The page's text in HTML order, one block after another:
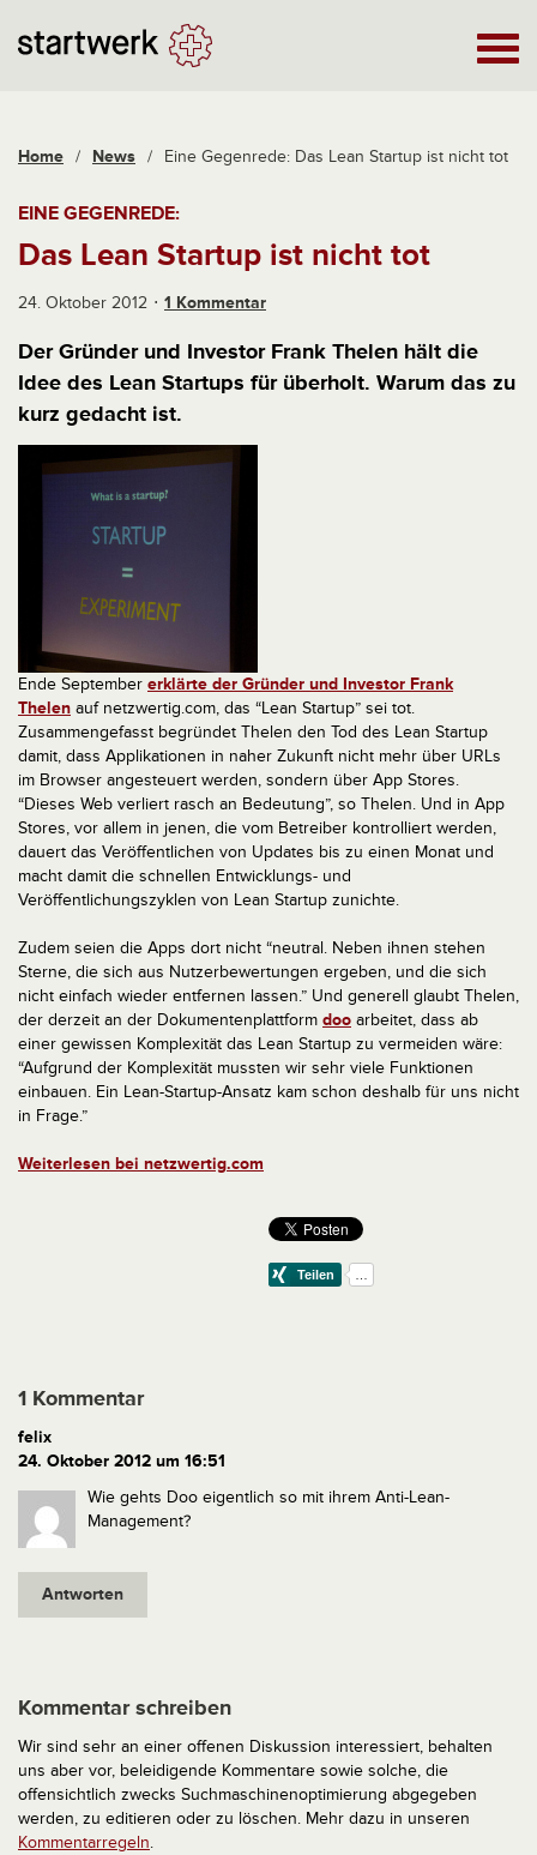
Home / News / Eine Gegenrede: Das Lean Startup ist nicht tot
EINE GEGENREDE:
Das Lean Startup ist nicht tot
24. Oktober 2012 1 Kommentar
Der Gründer und Investor Frank Thelen hält die
Idee des Lean Startups für überholt. Warum das zu
kurz gedacht ist.
Ende September erklärte der Gründer und Investor Frank
Thelen auf netzwertig.com, das “Lean Startup” sei tot.
Zusammengefasst begründet Thelen den Tod des Lean Startup
damit, dass Applikationen in naher Zukunft nicht mehr über URLs
im Browser angesteuert werden, sondern über App Stores.
“Dieses Web verliert rasch an Bedeutung”, so Thelen. Und in App
Stores, vor allem in jenen, die vom Betreiber kontrolliert werden,
dauert das Veröffentlichen von Updates bis zu einen Monat und
macht damit die schnellen Entwicklungs- und
Veröffentlichungszyklen von Lean Startup zunichte.
Zudem seien die Apps dort nicht “neutral. Neben ihnen stehen
Sterne, die sich aus Nutzerbewertungen ergeben, und die sich
nicht einfach wieder entfernen lassen.” Und generell glaubt Thelen,
der derzeit an der Dokumentenplattform doo arbeitet, dass ab
einer gewissen Komplexität das Lean Startup zu vermeiden wäre:
“Aufgrund der Komplexität mussten wir sehr viele Funktionen
einbauen. Ein Lean-Startup-Ansatz kam schon deshalb für uns nicht
in Frage.”
Weiterlesen bei netzwertig.com
1 Kommentar
felix
24. Oktober 2012 um 16:51
Wie gehts Doo eigentlich so mit ihrem Anti-Lean-
Management?
Antworten
Kommentar schreiben
Wir sind sehr an einer offenen Diskussion interessiert, behalten
uns aber vor, beleidigende Kommentare sowie solche, die
offensichtlich zwecks Suchmaschinenoptimierung abgegeben
werden, zu editieren oder zu löschen. Mehr dazu in unseren
Kommentarregeln.